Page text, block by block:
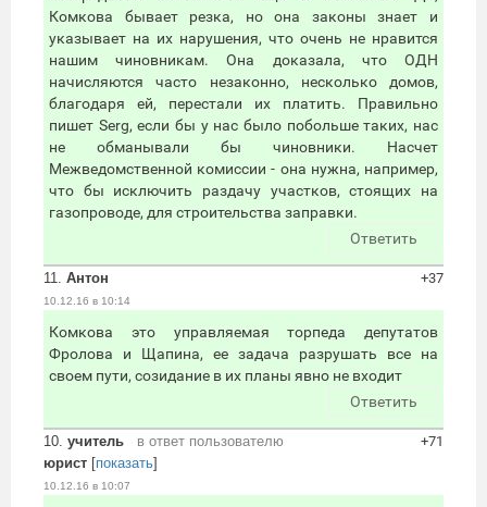
Комкова бывает резка, но она законы знает и
указывает на их нарушения, что очень не нравится
нашим чиновникам. Она доказала, что ОДН
начисляются часто незаконно, несколько домов,
благодаря ей, перестали их платить. Правильно
пишет Serg, если бы у нас было побольше таких, нас
не обманывали бы чиновники. Насчет
Межведомственной комиссии - она нужна, например,
что бы исключить раздачу участков, стоящих на
газопроводе, для строительства заправки.
Ответить
11. Антон
10.12.16 в 10:14
+37
Комкова это управляемая торпеда депутатов
Фролова и Щапина, ее задача разрушать все на
своем пути, созидание в их планы явно не входит
Ответить
10. учитель
в ответ пользователю
юрист [показать]
10.12.16 в 10:07
+71